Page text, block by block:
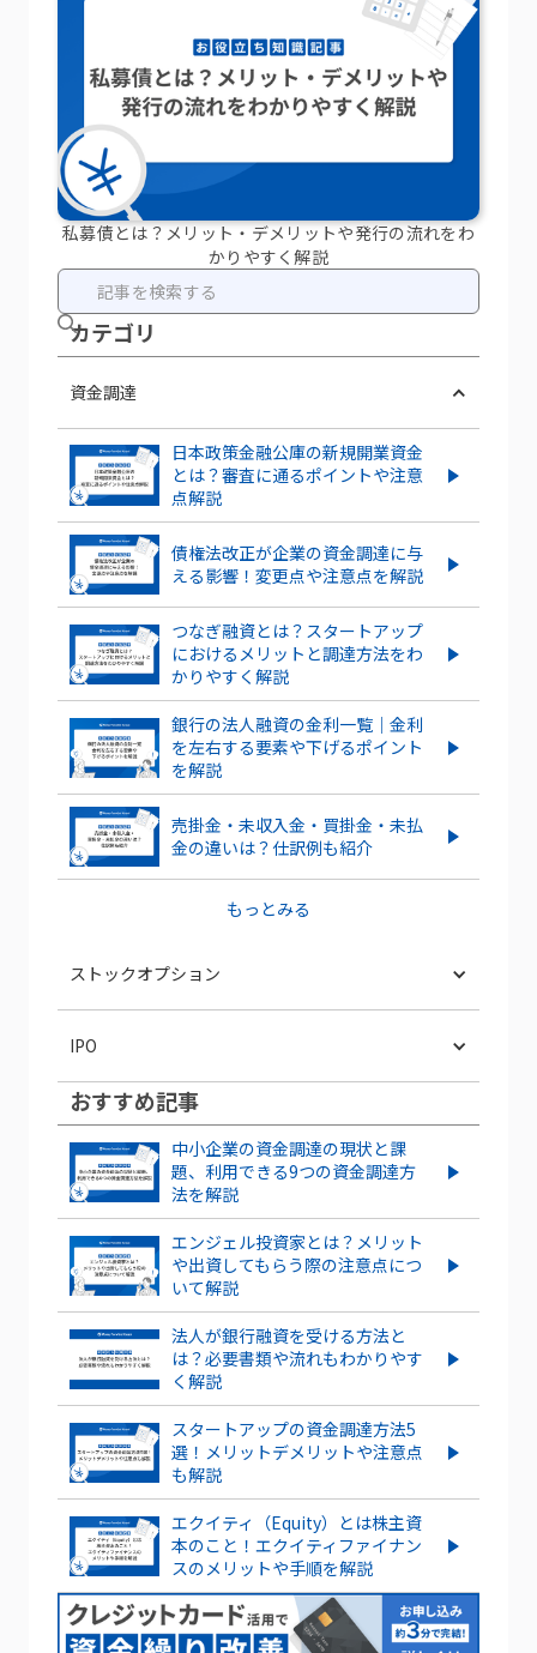
私募債とは？メリット・デメリットや発行の流れをわ
かりやすく解説
カテ ゴリ
資金調達
日本政策金融公庫の新規開業資金
とは？審査に通るポイントや注意
点解説
債権法改正が企業の資金調達に与
える影響！変更点や注意点を解説
つなぎ融資とは？スタートアップ
におけるメリットと調達方法をわ
かりやすく解説
銀行の法人融資の金利一覧｜金利
を左右する要素や下げるポイント
を解説
売掛金・未収入金・買掛金・未払
金の違いは？仕訳例も紹介
もっとみる
ストックオプション
ストックオプションとは？仕組みや種
類、導入する手順・手続きを紹介
ベンチャー企業のストックオプションと
は？導入するメリット・デメリット、注
意点を解説
ット・デメリットを紹介
ストックオプション発行は株価にどう影
響する？株価の上昇・下落ケースを紹介
IPO
スタートアップがIPOするメリット・デ
メリットとは？成功させるポイントも解
説
IPOとは？POや上場との違いやメリッ
ト・デメリットも解説
もっとみる
おすすめ記事
中小企業の資金調達の現状と課
題、利用できる9つの資金調達方
法を解説
エンジェル投資家とは？メリット
や出資してもらう際の注意点につ
いて解説
法人が銀行融資を受ける方法と
は？必要書類や流れもわかりやす
く解説
スタートアップの資金調達方法5
選！メリットデメリットや注意点
も解説
エクイティ（Equity）とは株主資
本のこと！エクイティファイナン
スのメリットや手順を解説